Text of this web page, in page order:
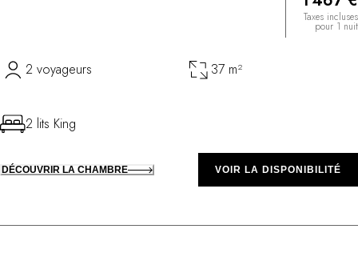
Taxes incluses
pour 1 nuit
2 voyageurs 37 m²
2 lits King
DÉCOUVRIR LA CHAMBRE VOIR LA DISPONIBILITÉ